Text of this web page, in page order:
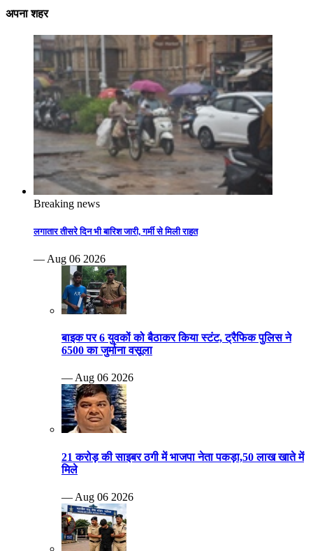
अपना शहर
Breaking news
लगातार तीसरे दिन भी बारिश जारी, गर्मी से मिली राहत
— Aug 06 2026
बाइक पर 6 युवकों को बैठाकर किया स्टंट, ट्रैफिक पुलिस ने
6500 का जुर्माना वसूला
— Aug 06 2026
21 करोड़ की साइबर ठगी में भाजपा नेता पकड़ा,50 लाख खाते में
मिले
— Aug 06 2026